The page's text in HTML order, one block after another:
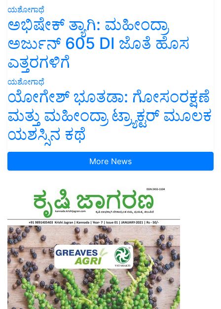
ಯಶೋಗಾಥೆ
ಅಭಿಷೇಕ್ ತ್ಯಾಗಿ: ಮಹೀಂದ್ರಾ
ಅರ್ಜುನ್ 605 DI ಜೊತೆ ಹೊಸ
ಎತ್ತರಗಳಿಗೆ
ಯಶೋಗಾಥೆ
ಯೋಗೇಶ್ ಭೂತಡಾ: ಗೋಸಂರಕ್ಷಣೆ
ಮತ್ತು ಮಹೀಂದ್ರಾ ಟ್ರ್ಯಾಕ್ಟರ್ ಮೂಲಕ
ಯಶಸ್ಸಿನ ಕಥೆ
More News